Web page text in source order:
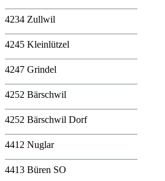
4234 Zullwil
4245 Kleinlützel
4247 Grindel
4252 Bärschwil
4252 Bärschwil Dorf
4412 Nuglar
4413 Büren SO